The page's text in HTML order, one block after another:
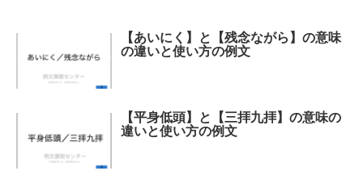
【あいにく】と【残念ながら】の意味
の違いと使い方の例文
【平身低頭】と【三拝九拝】の意味の
違いと使い方の例文